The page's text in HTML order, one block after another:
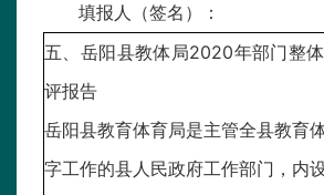
填报人（签名）：
五、岳阳县教体局2020年部门整
评报告
岳阳县教育体育局是主管全县教育
字工作的县人民政府工作部门，内